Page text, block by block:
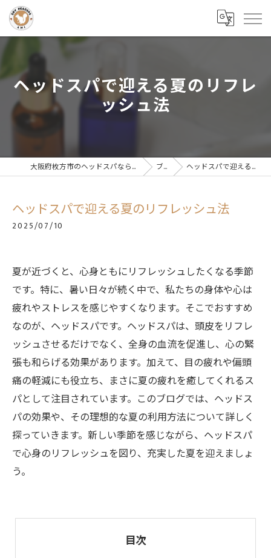
ヘッドスパで迎える夏のリフレ
ッシュ法
大阪府枚方市のヘッドスパならドライヘッドスパサロンAMI ブログ ヘッドスパで迎える夏のリフレッシュ法
ヘッドスパで迎える夏のリフレッシュ法
2025/07/10
夏が近づくと、心身ともにリフレッシュしたくなる季節
です。特に、暑い日々が続く中で、私たちの身体や心は
疲れやストレスを感じやすくなります。そこでおすすめ
なのが、ヘッドスパです。ヘッドスパは、頭皮をリフレ
ッシュさせるだけでなく、全身の血流を促進し、心の緊
張も和らげる効果があります。加えて、目の疲れや偏頭
痛の軽減にも役立ち、まさに夏の疲れを癒してくれるス
パとして注目されています。このブログでは、ヘッドス
パの効果や、その理想的な夏の利用方法について詳しく
探っていきます。新しい季節を感じながら、ヘッドスパ
で心身のリフレッシュを図り、充実した夏を迎えましょ
う。
目次